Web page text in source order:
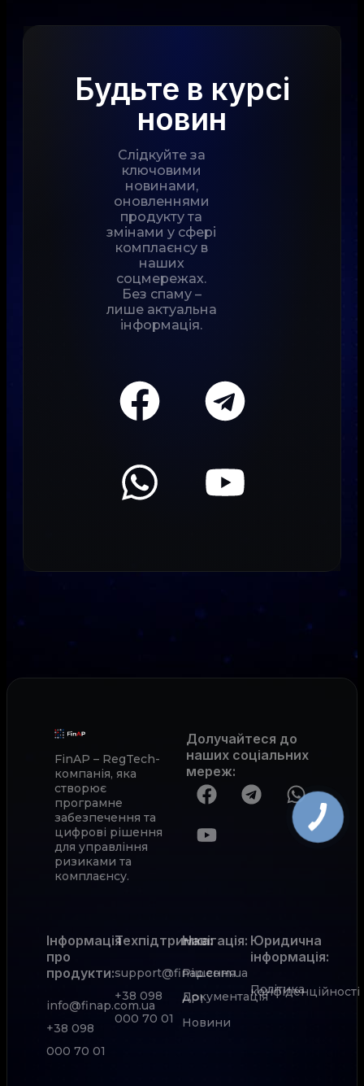
Будьте в курсі
новин
Слідкуйте за
ключовими
новинами,
оновленнями
продукту та
змінами у сфері
комплаєнсу в
наших
соцмережах.
Без спаму –
лише актуальна
інформація.
FinAP – RegTech-
компанія, яка
створює
програмне
забезпечення та
цифрові рішення
для управління
ризиками та
комплаєнсу.
Долучайтеся до
наших соціальних
мереж:
Інформація
про
продукти:
info@finap.com.ua
+38 098
000 70 01
Техпідтримка:
support@finap.com.ua
+38 098
000 70 01
Рішення
Документація
АРІ
Новини
Навігація: Юридична
інформація:
Політика
конфіденційності